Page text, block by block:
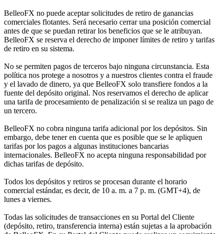
BelleoFX no puede aceptar solicitudes de retiro de ganancias
comerciales flotantes. Será necesario cerrar una posición comercial
antes de que se puedan retirar los beneficios que se le atribuyan.
BelleoFX se reserva el derecho de imponer límites de retiro y tarifas
de retiro en su sistema.
No se permiten pagos de terceros bajo ninguna circunstancia. Esta
política nos protege a nosotros y a nuestros clientes contra el fraude
y el lavado de dinero, ya que BelleoFX solo transfiere fondos a la
fuente del depósito original. Nos reservamos el derecho de aplicar
una tarifa de procesamiento de penalización si se realiza un pago de
un tercero.
BelleoFX no cobra ninguna tarifa adicional por los depósitos. Sin
embargo, debe tener en cuenta que es posible que se le apliquen
tarifas por los pagos a algunas instituciones bancarias
internacionales. BelleoFX no acepta ninguna responsabilidad por
dichas tarifas de depósito.
Todos los depósitos y retiros se procesan durante el horario
comercial estándar, es decir, de 10 a. m. a 7 p. m. (GMT+4), de
lunes a viernes.
Todas las solicitudes de transacciones en su Portal del Cliente
(depósito, retiro, transferencia interna) están sujetas a la aprobación